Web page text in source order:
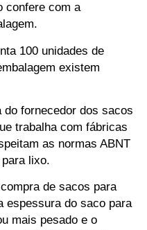
confere com a
100 unidades de
existem
fornecedor dos sacos
trabalha com fábricas
as normas ABNT
lixo.
de sacos para
espessura do saco para
mais pesado e o